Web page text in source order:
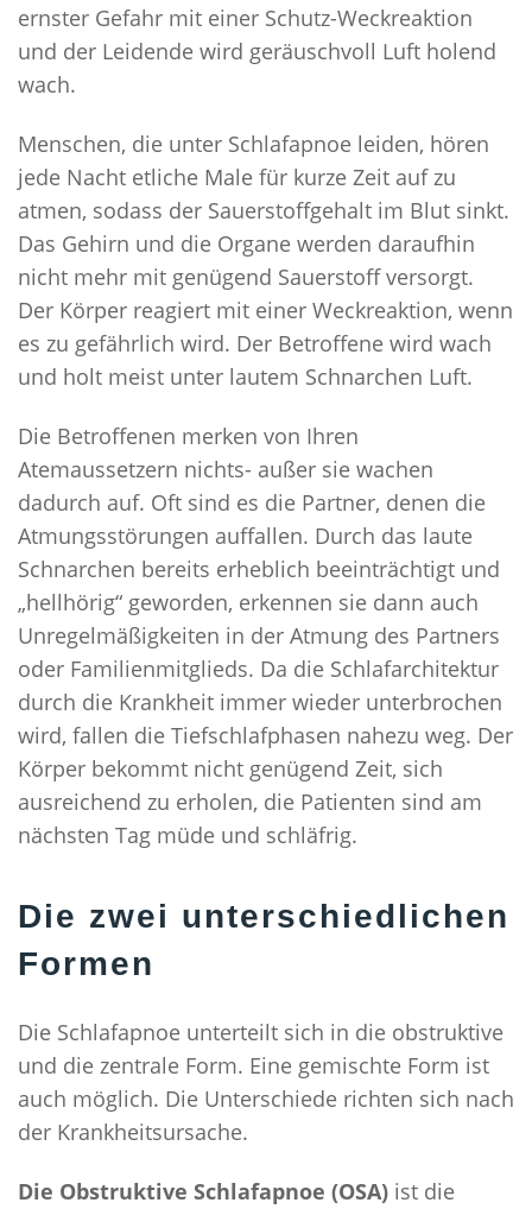
ernster Gefahr mit einer Schutz-Weckreaktion
und der Leidende wird geräuschvoll Luft holend
wach.
Menschen, die unter Schlafapnoe leiden, hören
jede Nacht etliche Male für kurze Zeit auf zu
atmen, sodass der Sauerstoffgehalt im Blut sinkt.
Das Gehirn und die Organe werden daraufhin
nicht mehr mit genügend Sauerstoff versorgt.
Der Körper reagiert mit einer Weckreaktion, wenn
es zu gefährlich wird. Der Betroffene wird wach
und holt meist unter lautem Schnarchen Luft.
Die Betroffenen merken von Ihren
Atemaussetzern nichts- außer sie wachen
dadurch auf. Oft sind es die Partner, denen die
Atmungsstörungen auffallen. Durch das laute
Schnarchen bereits erheblich beeinträchtigt und
„hellhörig“ geworden, erkennen sie dann auch
Unregelmäßigkeiten in der Atmung des Partners
oder Familienmitglieds. Da die Schlafarchitektur
durch die Krankheit immer wieder unterbrochen
wird, fallen die Tiefschlafphasen nahezu weg. Der
Körper bekommt nicht genügend Zeit, sich
ausreichend zu erholen, die Patienten sind am
nächsten Tag müde und schläfrig.
Die zwei unterschiedlichen
Formen
Die Schlafapnoe unterteilt sich in die obstruktive
und die zentrale Form. Eine gemischte Form ist
auch möglich. Die Unterschiede richten sich nach
der Krankheitsursache.
Die Obstruktive Schlafapnoe (OSA) ist die